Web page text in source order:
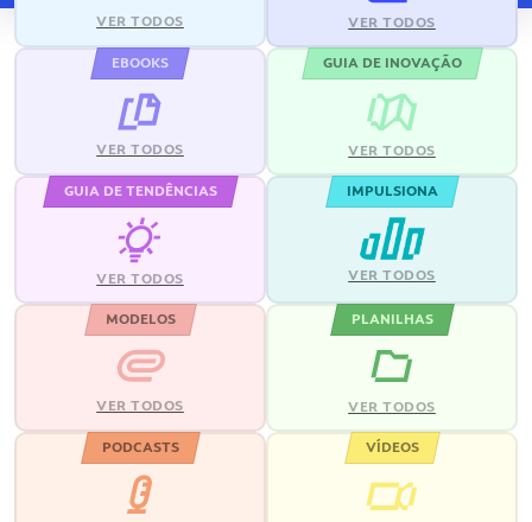
VER TODOS VER TODOS
EBOOKS
VER TODOS
GUIA DE INOVAÇÃO
VER TODOS
GUIA DE TENDÊNCIAS
VER TODOS
IMPULSIONA
VER TODOS
MODELOS
VER TODOS
PLANILHAS
VER TODOS
PODCASTS VÍDEOS